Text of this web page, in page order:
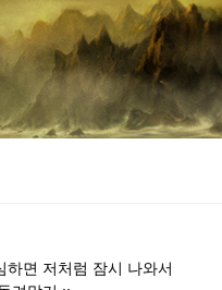
하면 저처럼 잠시 나와서